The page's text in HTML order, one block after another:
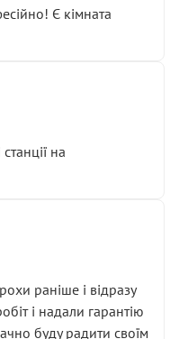
склом. Мені
Є кімната
на
раніше і відразу
і надали гарантію
буду радити своїм